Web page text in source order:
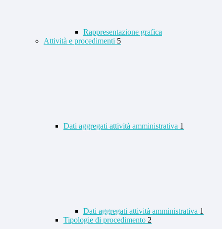
Rappresentazione grafica
Attività e procedimenti 5
Dati aggregati attività amministrativa 1
Dati aggregati attività amministrativa 1
Tipologie di procedimento 2